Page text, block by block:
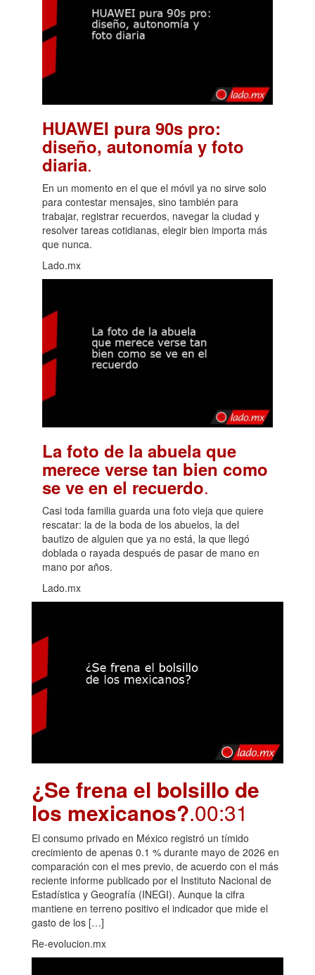
HUAWEI pura 90s pro:
diseño, autonomía y foto
diaria.
En un momento en el que el móvil ya no sirve solo
para contestar mensajes, sino también para
trabajar, registrar recuerdos, navegar la ciudad y
resolver tareas cotidianas, elegir bien importa más
que nunca.
Lado.mx
La foto de la abuela que
merece verse tan bien como
se ve en el recuerdo.
Casi toda familia guarda una foto vieja que quiere
rescatar: la de la boda de los abuelos, la del
bautizo de alguien que ya no está, la que llegó
doblada o rayada después de pasar de mano en
mano por años.
Lado.mx
¿Se frena el bolsillo de
los mexicanos?.00:31
El consumo privado en México registró un tímido
crecimiento de apenas 0.1 % durante mayo de 2026 en
comparación con el mes previo, de acuerdo con el más
reciente informe publicado por el Instituto Nacional de
Estadística y Geografía (INEGI). Aunque la cifra
mantiene en terreno positivo el indicador que mide el
gasto de los […]
Re-evolucion.mx